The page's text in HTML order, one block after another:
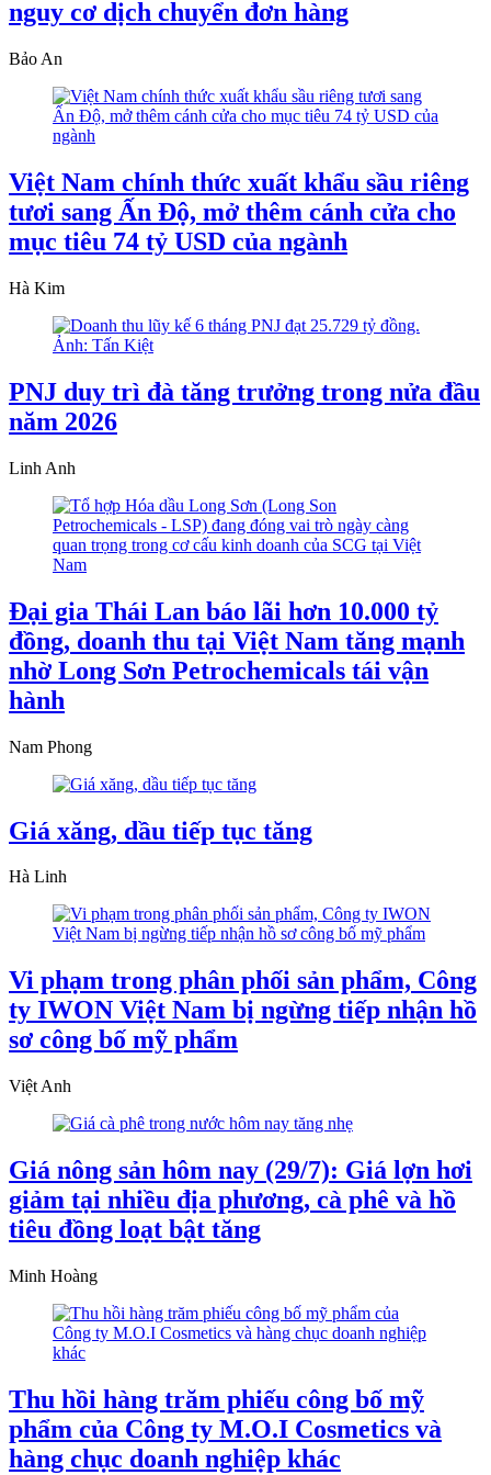
nguy cơ dịch chuyển đơn hàng
Bảo An
Việt Nam chính thức xuất khẩu sầu riêng
tươi sang Ấn Độ, mở thêm cánh cửa cho
mục tiêu 74 tỷ USD của ngành
Hà Kim
PNJ duy trì đà tăng trưởng trong nửa đầu
năm 2026
Linh Anh
Đại gia Thái Lan báo lãi hơn 10.000 tỷ
đồng, doanh thu tại Việt Nam tăng mạnh
nhờ Long Sơn Petrochemicals tái vận
hành
Nam Phong
Giá xăng, dầu tiếp tục tăng
Hà Linh
Vi phạm trong phân phối sản phẩm, Công
ty IWON Việt Nam bị ngừng tiếp nhận hồ
sơ công bố mỹ phẩm
Việt Anh
Giá nông sản hôm nay (29/7): Giá lợn hơi
giảm tại nhiều địa phương, cà phê và hồ
tiêu đồng loạt bật tăng
Minh Hoàng
Thu hồi hàng trăm phiếu công bố mỹ
phẩm của Công ty M.O.I Cosmetics và
hàng chục doanh nghiệp khác